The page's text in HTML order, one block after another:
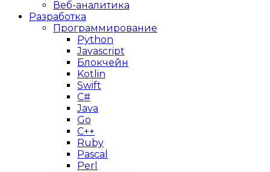
Веб-аналитика
Разработка
Программирование
Python
Javascript
Блокчейн
Kotlin
Swift
C#
Java
Go
C++
Ruby
Pascal
Perl